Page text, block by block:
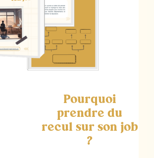
Pourquoi
prendre du
recul sur son job
?